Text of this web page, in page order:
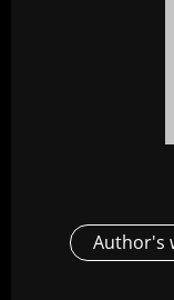
Author's